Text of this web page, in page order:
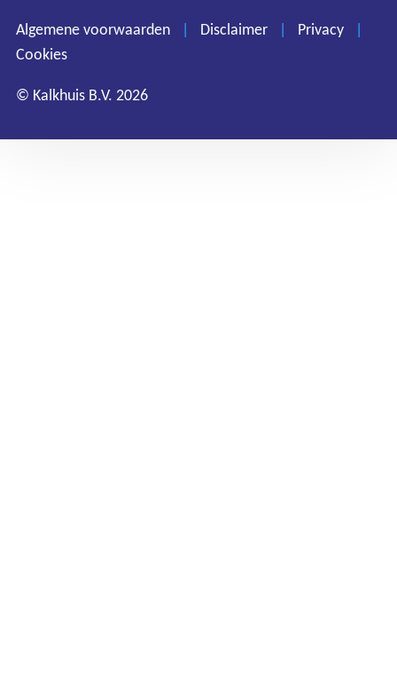
Privacy
Algemene voorwaarden | Disclaimer | Privacy
|
Cookies
© Kalkhuis B.V. 2026